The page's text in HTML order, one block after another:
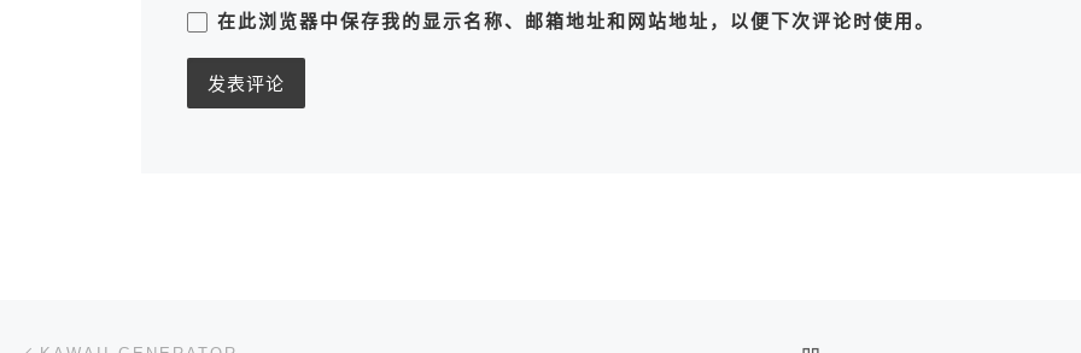
在此浏览器中保存我的显示名称、邮箱地址和网站地址，以便下次评论时使用。
文章导航